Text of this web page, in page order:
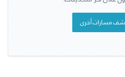
مسارات أخرى